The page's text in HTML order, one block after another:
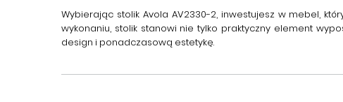
Wybierając stolik Avola AV2330-2, inwestujesz w mebel,
wykonaniu, stolik stanowi nie tylko praktyczny element
design i ponadczasową estetykę.